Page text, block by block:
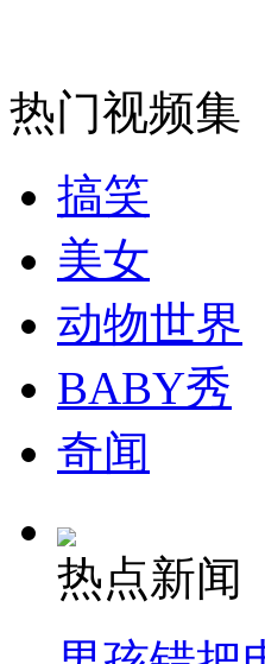
走！跟着总书记去植树
消防员救轻生者
纽约上演“枕头大战”
司机酒驾遇交警 急速倒
热门视频集
搞笑
美女
动物世界
BABY秀
奇闻
热点新闻